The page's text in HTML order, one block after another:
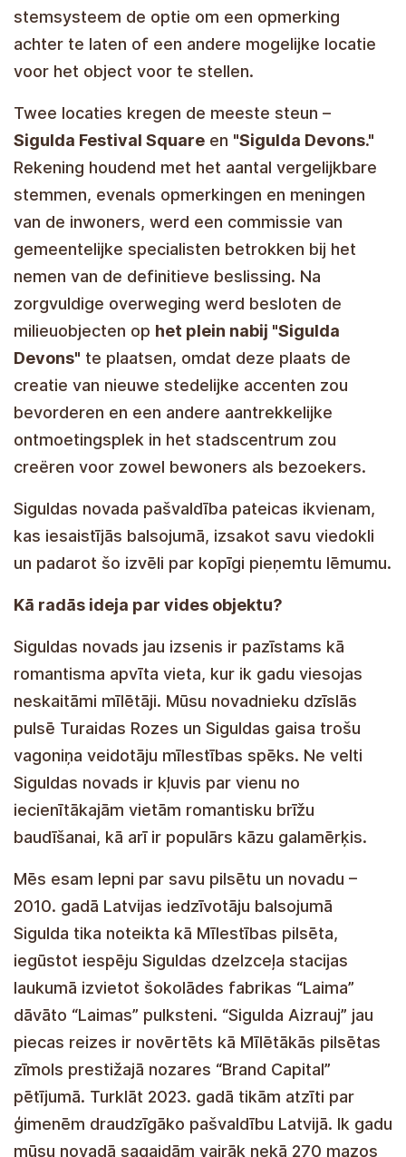
stemsysteem de optie om een opmerking
achter te laten of een andere mogelijke locatie
voor het object voor te stellen.
Twee locaties kregen de meeste steun –
Sigulda Festival Square en "Sigulda Devons."
Rekening houdend met het aantal vergelijkbare
stemmen, evenals opmerkingen en meningen
van de inwoners, werd een commissie van
gemeentelijke specialisten betrokken bij het
nemen van de definitieve beslissing. Na
zorgvuldige overweging werd besloten de
milieuobjecten op het plein nabij "Sigulda
Devons" te plaatsen, omdat deze plaats de
creatie van nieuwe stedelijke accenten zou
bevorderen en een andere aantrekkelijke
ontmoetingsplek in het stadscentrum zou
creëren voor zowel bewoners als bezoekers.
De gemeente Sigulda bedankt iedereen die aan
de stemming heeft deelgenomen, zijn mening
heeft geuit en deze keuze een gezamenlijk
ontstaan?
De gemeente Sigulda staat al lange tijd bekend
als een plaats gehuld in romantiek en trekt elk
jaar talloze geliefden aan. In de aderen van onze
lokale bevolking pulseert de kracht van liefde
van de makers van de kabelbanen Turaida Roze
en Sigulda. Het is geen toeval dat de gemeente
geworden voor romantische momenten, evenals
een populaire trouwbestemming.
We zijn trots op onze stad en gemeente – in
2010 werd Sigulda, bij een stemming voor Letse
inwoners, aangewezen als de Stad van de
Liefde, waarmee de kans kreeg om de
geschonken "Laima"-klok van de "Laima"
chocoladefabriek op het treinstation van Sigulda
te plaatsen. "Sigulda Aizarou" is al vijf keer
erkend als het meest geliefde City-merk in de